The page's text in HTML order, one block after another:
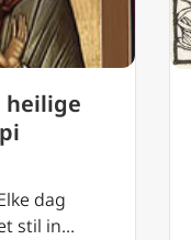
heilige
dag
stil in…